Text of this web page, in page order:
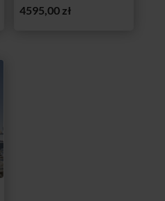
wynosi:4595,00 złZakres